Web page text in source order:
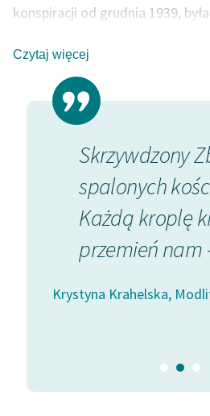
konspiracji od grudnia 1939,
szkolenia dla sanitariuszek.
podczas ataku na Dom Prasy,
po operacji w powstańczym
śpiewa Aga Zaryan na płycie
Czytaj więcej
Skrzywdzony
spalonych
Każdą kroplę
przemień nam
Krystyna Krahelska,